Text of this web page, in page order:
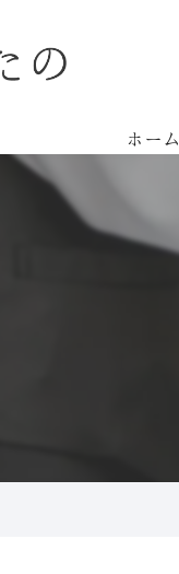
ホーム